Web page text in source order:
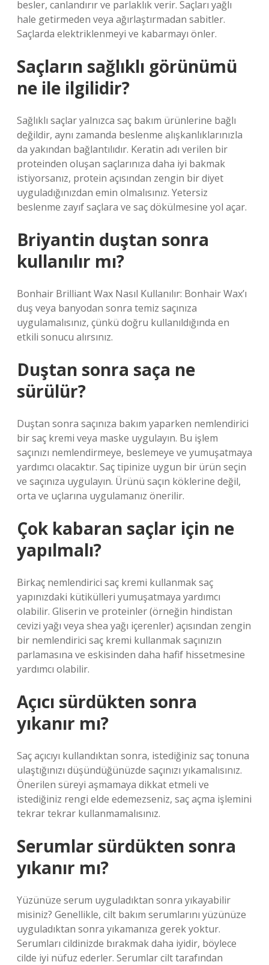
besler, canlandırır ve parlaklık verir. Saçları yağlı
hale getirmeden veya ağırlaştırmadan sabitler.
Saçlarda elektriklenmeyi ve kabarmayı önler.
Saçların sağlıklı görünümü
ne ile ilgilidir?
Sağlıklı saçlar yalnızca saç bakım ürünlerine bağlı
değildir, aynı zamanda beslenme alışkanlıklarınızla
da yakından bağlantılıdır. Keratin adı verilen bir
proteinden oluşan saçlarınıza daha iyi bakmak
istiyorsanız, protein açısından zengin bir diyet
uyguladığınızdan emin olmalısınız. Yetersiz
beslenme zayıf saçlara ve saç dökülmesine yol açar.
Briyantin duştan sonra
kullanılır mı?
Bonhair Brilliant Wax Nasıl Kullanılır: Bonhair Wax’ı
duş veya banyodan sonra temiz saçınıza
uygulamalısınız, çünkü doğru kullanıldığında en
etkili sonucu alırsınız.
Duştan sonra saça ne
sürülür?
Duştan sonra saçınıza bakım yaparken nemlendirici
bir saç kremi veya maske uygulayın. Bu işlem
saçınızı nemlendirmeye, beslemeye ve yumuşatmaya
yardımcı olacaktır. Saç tipinize uygun bir ürün seçin
ve saçınıza uygulayın. Ürünü saçın köklerine değil,
orta ve uçlarına uygulamanız önerilir.
Çok kabaran saçlar için ne
yapılmalı?
Birkaç nemlendirici saç kremi kullanmak saç
yapınızdaki kütikülleri yumuşatmaya yardımcı
olabilir. Gliserin ve proteinler (örneğin hindistan
cevizi yağı veya shea yağı içerenler) açısından zengin
bir nemlendirici saç kremi kullanmak saçınızın
parlamasına ve eskisinden daha hafif hissetmesine
yardımcı olabilir.
Açıcı sürdükten sonra
yıkanır mı?
Saç açıcıyı kullandıktan sonra, istediğiniz saç tonuna
ulaştığınızı düşündüğünüzde saçınızı yıkamalısınız.
Önerilen süreyi aşmamaya dikkat etmeli ve
istediğiniz rengi elde edemezseniz, saç açma işlemini
tekrar tekrar kullanmamalısınız.
Serumlar sürdükten sonra
yıkanır mı?
Yüzünüze serum uyguladıktan sonra yıkayabilir
misiniz? Genellikle, cilt bakım serumlarını yüzünüze
uyguladıktan sonra yıkamanıza gerek yoktur.
Serumları cildinizde bırakmak daha iyidir, böylece
cilde iyi nüfuz ederler. Serumlar cilt tarafından